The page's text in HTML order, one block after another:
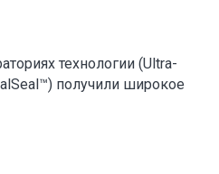
технологии (Ultra-
получили широкое